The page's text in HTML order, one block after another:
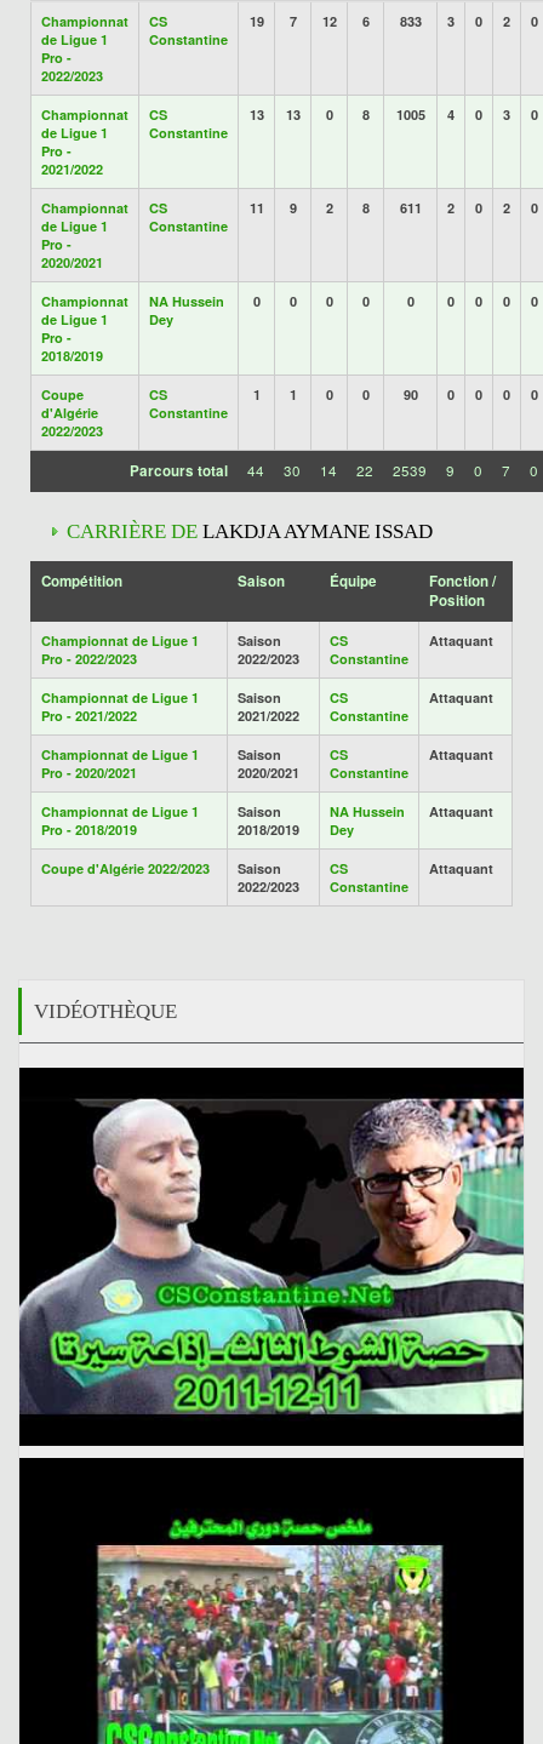
Championnat
de Ligue 1
Pro -
2022/2023
CS
Constantine
19 7 12 6 833 3 0 2 0
Championnat
de Ligue 1
Pro -
2021/2022
CS
Constantine
13 13 0 8 1005 4 0 3 0
Championnat
de Ligue 1
Pro -
2020/2021
CS
Constantine
11 9 2 8 611 2 0 2 0
Championnat
de Ligue 1
Pro -
2018/2019
NA Hussein
Dey
0 0 0 0 0 0 0 0 0
Coupe
d'Algérie
2022/2023
CS
Constantine
1 1 0 0 90 0 0 0 0
Parcours total 44 30 14 22 2539 9 0 7 0
CARRIÈRE DE LAKDJA AYMANE ISSAD
Compétition Saison Équipe
Fonction /
Position
Championnat de Ligue 1
Pro - 2022/2023
Saison
2022/2023
CS
Constantine
Attaquant
Championnat de Ligue 1
Pro - 2021/2022
Saison
2021/2022
CS
Constantine
Attaquant
Championnat de Ligue 1
Pro - 2020/2021
Saison
2020/2021
CS
Constantine
Attaquant
Championnat de Ligue 1
Pro - 2018/2019
Saison
2018/2019
NA Hussein
Dey
Attaquant
Coupe d'Algérie 2022/2023
Saison
2022/2023
CS
Constantine
Attaquant
VIDÉOTHÈQUE